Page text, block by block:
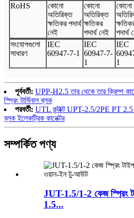
RoHS
কোনো
অতিরিক্ত
ক্ষতিকর পদার্থ
নেই
কোনো
অতিরিক্ত
ক্ষতিকর
পদার্থ নেই
কোনো
পদার্থ
সংযোগগুলো
সাধারণ
IEC
60947-7-1
IEC
60947-7-
1
IEC
1
পূর্ববর্তী: UPP-H2.5 তার থেকে তার ক্রিম্প
স্প্রিং টার্মিনাল ব্লক
পরবর্তী: UTL কন্টাক্ট UPT-2.5/2PE PT 2.5
ব্লক ইলেকট্রিক কানেক্টর
সম্পর্কিত পণ্য
JUT-1.5/1-2 কেজ স্প্রিং
1.5...